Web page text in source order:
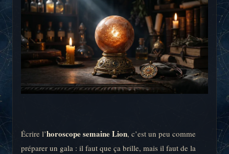
Écrire l’horoscope semaine Lion, c’est un peu comme
préparer un gala : il faut que ça brille, mais il faut de la